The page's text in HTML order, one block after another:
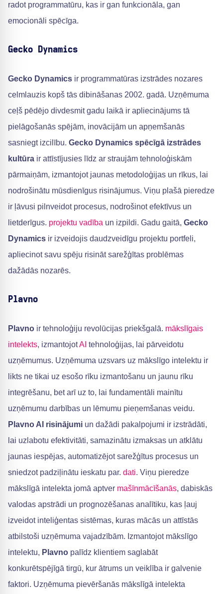
radot programmatūru, kas ir gan funkcionāla, gan
emocionāli spēcīga.
Gecko Dynamics
Gecko Dynamics ir programmatūras izstrādes nozares
celmlauzis kopš tās dibināšanas 2002. gadā. Uzņēmuma
ceļš pēdējo divdesmit gadu laikā ir apliecinājums tā
pielāgošanās spējām, inovācijām un apņemšanās
sasniegt izcilību. Gecko Dynamics spēcīgā izstrādes
kultūra ir attīstījusies līdz ar straujām tehnoloģiskām
pārmaiņām, izmantojot jaunas metodoloģijas un rīkus, lai
nodrošinātu mūsdienīgus risinājumus. Viņu plašā pieredze
ir ļāvusi pilnveidot procesus, nodrošinot efektīvus un
lietderīgus. projektu vadība un izpildi. Gadu gaitā, Gecko
Dynamics ir izveidojis daudzveidīgu projektu portfeli,
apliecinot savu spēju risināt sarežģītas problēmas
dažādās nozarēs.
Plavno
Plavno ir tehnoloģiju revolūcijas priekšgalā. mākslīgais
intelekts, izmantojotAI tehnoloģijas, lai pārveidotu
uzņēmumus. Uzņēmuma uzsvars uz mākslīgo intelektu ir
likts ne tikai uz esošo rīku izmantošanu un jaunu rīku
integrēšanu, bet arī uz to, lai fundamentāli mainītu
uzņēmumu darbības un lēmumu pieņemšanas veidu.
Plavno AI risinājumi un dažādi pakalpojumi ir izstrādāti,
lai uzlabotu efektivitāti, samazinātu izmaksas un atklātu
jaunas iespējas, automatizējot sarežģītus procesus un
sniedzot padziļinātu ieskatu par. dati. Viņu pieredze
mākslīgā intelekta jomā aptver mašīnmācīšanās, dabiskās
valodas apstrādi un prognozēšanas analītiku, kas ļauj
izveidot inteliģentas sistēmas, kuras mācās un attīstās
atbilstoši uzņēmuma vajadzībām. Izmantojot mākslīgo
intelektu, Plavno palīdz klientiem saglabāt
konkurētspējīgā tirgū, kur ātrums un veiklība ir galvenie
faktori. Uzņēmuma pievēršanās mākslīgā intelekta